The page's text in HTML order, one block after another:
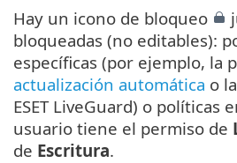
Hay un icono de bloqueo
bloqueadas (no editables):
específicas (por ejemplo, la
actualización automática o
ESET LiveGuard) o políticas
usuario tiene el permiso de
de Escritura.